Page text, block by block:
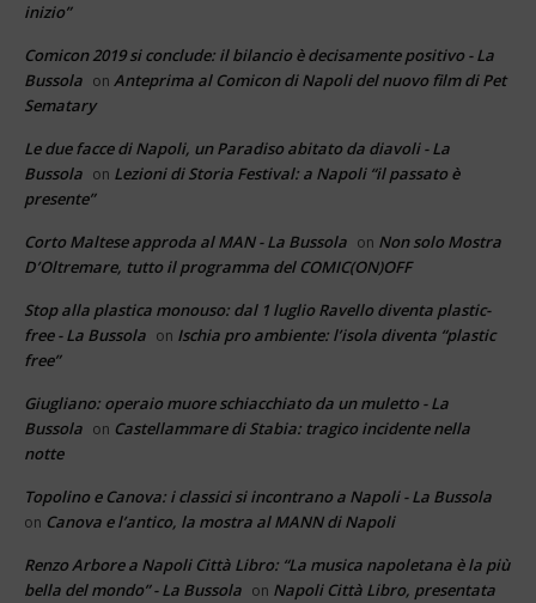
inizio”
Comicon 2019 si conclude: il bilancio è decisamente positivo - La
Bussola on Anteprima al Comicon di Napoli del nuovo film di Pet
Sematary
Le due facce di Napoli, un Paradiso abitato da diavoli - La
Bussola on Lezioni di Storia Festival: a Napoli “il passato è
presente”
Corto Maltese approda al MAN - La Bussola on Non solo Mostra
D’Oltremare, tutto il programma del COMIC(ON)OFF
Stop alla plastica monouso: dal 1 luglio Ravello diventa plastic-
free - La Bussola on Ischia pro ambiente: l’isola diventa “plastic
free”
Giugliano: operaio muore schiacchiato da un muletto - La
Bussola on Castellammare di Stabia: tragico incidente nella
notte
Topolino e Canova: i classici si incontrano a Napoli - La Bussola
on Canova e l’antico, la mostra al MANN di Napoli
Renzo Arbore a Napoli Città Libro: “La musica napoletana è la più
bella del mondo” - La Bussola on Napoli Città Libro, presentata